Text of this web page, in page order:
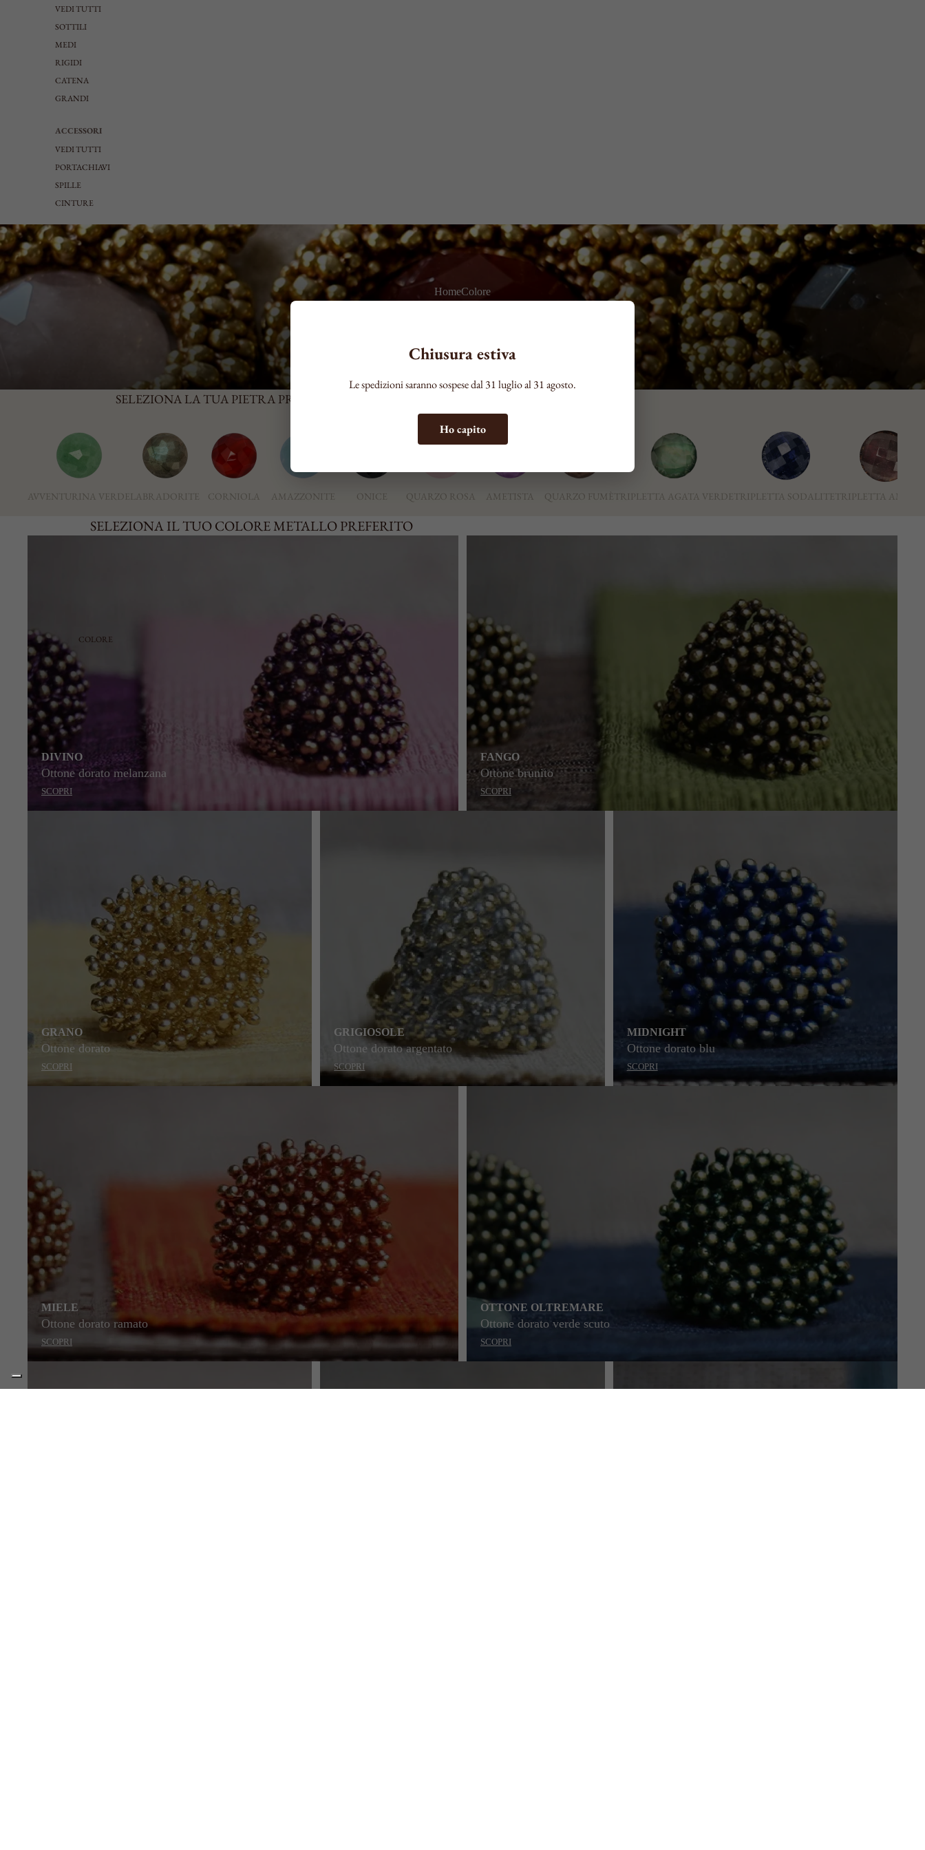
Chiusura estiva
Le spedizioni saranno sospese dal 31 luglio al 31 agosto.
Ho capito
VEDI TUTTI
SOTTILI
MEDI
RIGIDI
CATENA
GRANDI
ACCESSORI
VEDI TUTTI
PORTACHIAVI
SPILLE
CINTURE
COLORE
HomeColore
SELEZIONA LA TUA PIETRA PREFERITA
AVVENTURINA VERDELABRADORITE CORNIOLA AMAZZONITE ONICE QUARZO ROSA AMETISTA QUARZO FUMÈ TRIPLETTA AGATA VERDE TRIPLETTA SODALITE TRIPLETTA
SELEZIONA IL TUO COLORE METALLO PREFERITO
DIVINO
Ottone dorato melanzana
SCOPRI
FANGO
Ottone brunito
SCOPRI
GRANO
Ottone dorato
SCOPRI
GRIGIOSOLE
Ottone dorato argentato
SCOPRI
MIDNIGHT
Ottone dorato blu
SCOPRI
MIELE
Ottone dorato ramato
SCOPRI
OTTONE OLTREMARE
Ottone dorato verde scuto
SCOPRI